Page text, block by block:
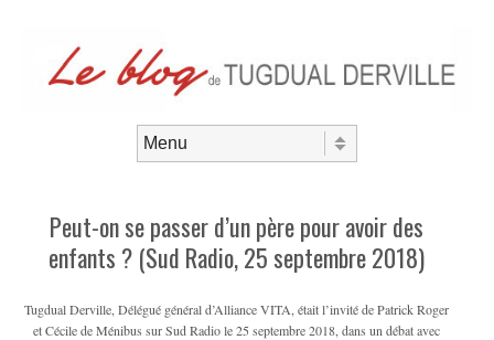
Peut-on se passer d’un père pour avoir des
enfants ? (Sud Radio, 25 septembre 2018)
Tugdual Derville, Délégué général d’Alliance VITA, était l’invité de Patrick Roger
et Cécile de Ménibus sur Sud Radio le 25 septembre 2018, dans un débat avec